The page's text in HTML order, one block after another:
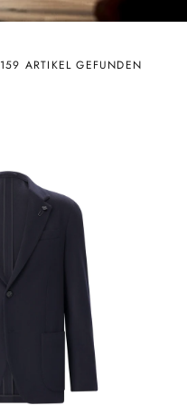
159 ARTIKEL GEFUNDEN